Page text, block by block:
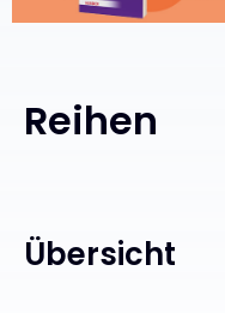
Reihen
Übersicht